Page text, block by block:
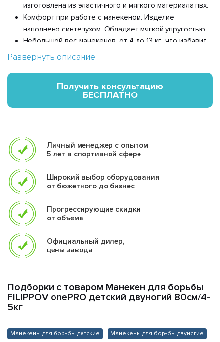
изготовлена из эластичного и мягкого материала пвх.
Комфорт при работе с манекеном. Изделие
наполнено синтепухом. Обладает мягкой упругостью.
Небольшой вес манекенов, от 4 до 13 кг., что избавит
Манекены имеют большой запас прочности. Изготовлены
только из качественных корейских материалов. Ваш
ребенок с удовольствием может продолжать тренировки
Данные манекены также подходят для домашнего и
коммерческого использования в спортивных клубах.
Характеристики:
Цвет: красный, черный, желты, синий.
Материал: эластичный, армированный ПВХ
Наполнение: синтепух/искусственный мех
Гарантия: 12 месяцев
Развернуть описание
Получить консультацию
БЕСПЛАТНО
Личный менеджер с опытом
5 лет в спортивной сфере
Широкий выбор оборудования
от бюжетного до бизнес
Прогрессирующие скидки
от объема
Официальный дилер,
цены завода
Подборки с товаром Манекен для борьбы
FILIPPOV onePRO детский двуногий 80см/4-
5кг
Манекены для борьбы детские Манекены для борьбы двуногие